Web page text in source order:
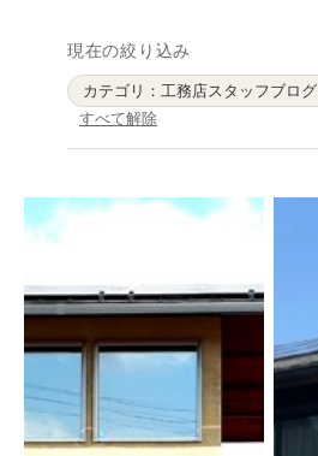
お問い合わせ・資料請求
SNS
現在の絞り込み
カテゴリ：工務店スタッフブログ
すべて解除